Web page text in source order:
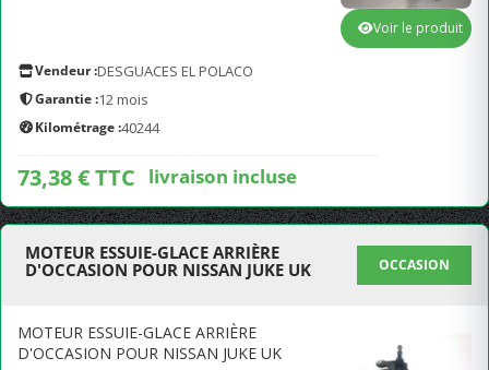
Vendeur :DESGUACES EL POLACO
Garantie :12 mois
Kilométrage :40244
73,38 € TTC livraison incluse
Voir le produit
MOTEUR ESSUIE-GLACE ARRIÈRE
D'OCCASION POUR NISSAN JUKE UK
OCCASION
MOTEUR ESSUIE-GLACE ARRIÈRE
D'OCCASION POUR NISSAN JUKE UK